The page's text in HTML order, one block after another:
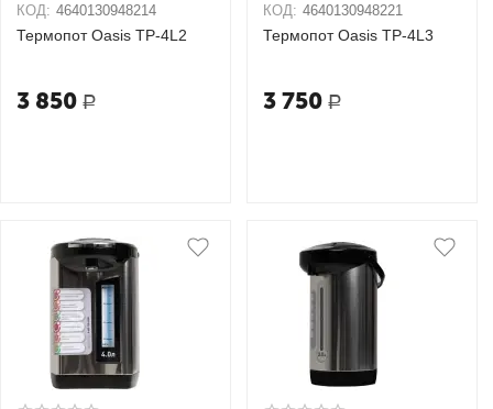
КОД: 4640130948214
Термопот Oasis TP-4L2
3 850 Р
КОД: 4640130948221
Термопот Oasis TP-4L3
3 750 Р